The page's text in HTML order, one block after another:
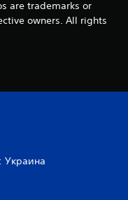
are trademarks or
owners. All rights
Украина